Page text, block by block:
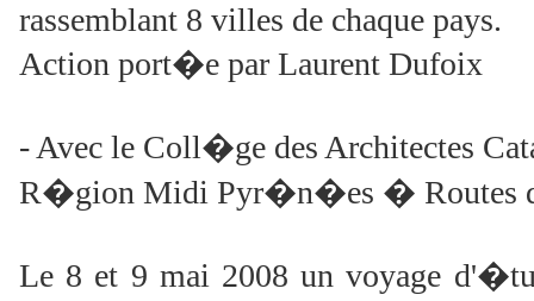
rassemblant 8 villes de chaque pays.
Action port�e par Laurent Dufoix
- Avec le Coll�ge des Architectes
R�gion Midi Pyr�n�es � Routes
Le 8 et 9 mai 2008 un voyage